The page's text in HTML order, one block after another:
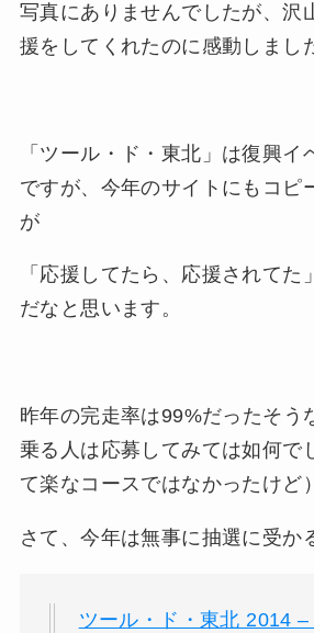
写真にありませんでしたが、沢
援をしてくれたのに感動しまし
「ツール・ド・東北」は復興イ
ですが、今年のサイトにもコピ
が
「応援してたら、応援されてた
だなと思います。
昨年の完走率は99%だったそう
乗る人は応募してみては如何で
て楽なコースではなかったけど）
さて、今年は無事に抽選に受か
ツール・ド・東北 2014 –